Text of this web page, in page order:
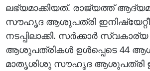
ലഭ്യമാക്കിയത്. രാജ്യത്ത്
സൗഹൃദ ആശുപത്രി
നടപ്പിലാക്കി. സര്‍ക്കാര്‍ സ്വകാര്യ
ആശുപത്രികള്‍ ഉള്‍പ്പെടെ 44
മാതൃശിശു സൗഹൃദ ആശുപത്രി